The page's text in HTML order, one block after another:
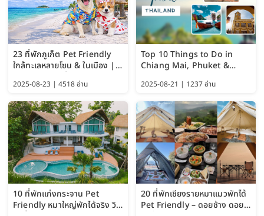
23 ที่พักภูเก็ต Pet Friendly
ใกล้ทะเลหลายโซน & ในเมือง |
2025-08-23 | 4518 อ่าน
Top 10 Things to Do in
Chiang Mai, Phuket &
Guide 2025)
2025-08-21 | 1237 อ่าน
10 ที่พักแก่งกระจาน Pet
Friendly หมาใหญ่พักได้จริง วิว
20 ที่พักเชียงรายหมาแมวพักได้
Pet Friendly – ดอยช้าง ดอย